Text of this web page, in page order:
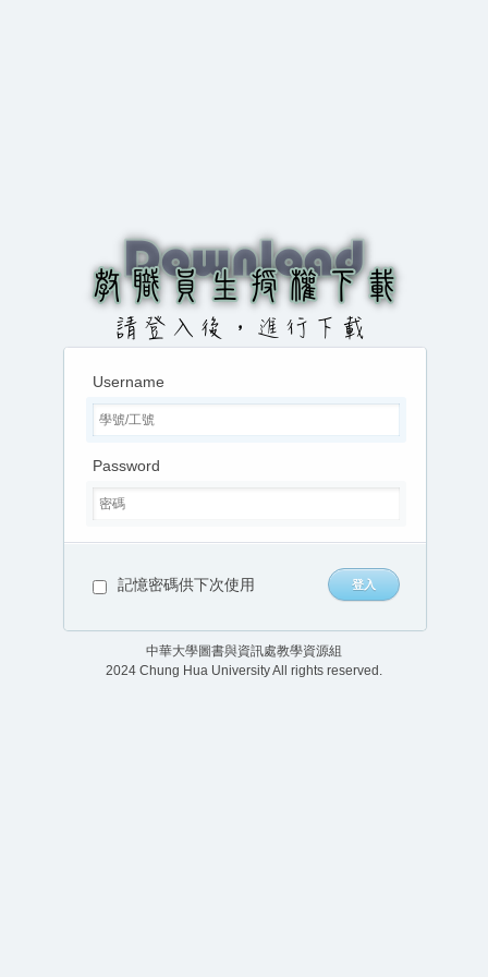
Username
Password
記憶密碼供下次使用
中華大學圖書與資訊處教學資源組
2024 Chung Hua University All rights reserved.